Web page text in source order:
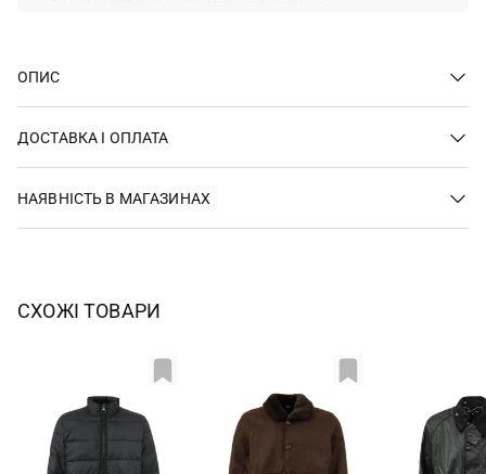
ОПИС
ДОСТАВКА І ОПЛАТА
НАЯВНІСТЬ В МАГАЗИНАХ
СХОЖІ ТОВАРИ